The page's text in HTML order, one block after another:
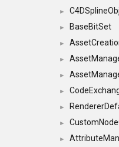
►
► BaseBitSet
►
►
►
►
►
►
►